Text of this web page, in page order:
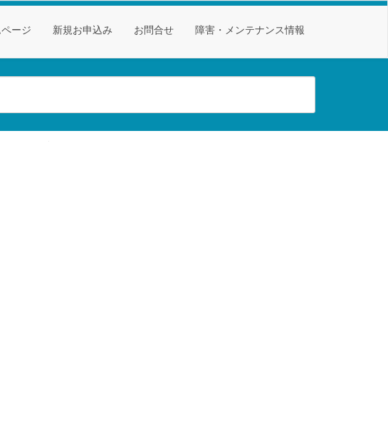
ージ 新規お申込み お問合せ 障害・メンテナンス情報